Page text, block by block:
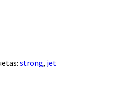
strong, jet